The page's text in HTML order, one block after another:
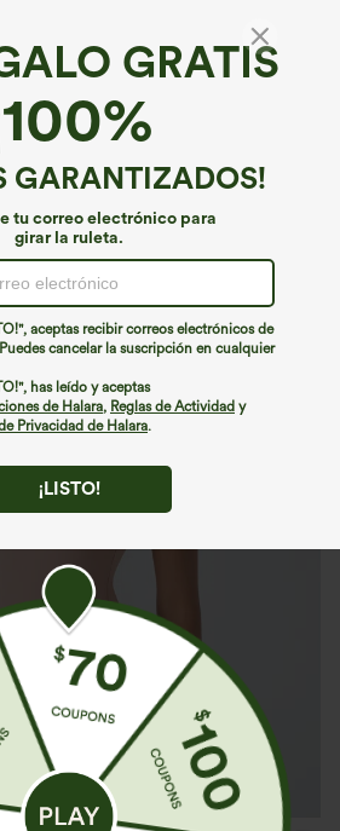
GRATIS
GARANTIZADOS!
tu correo electrónico para
girar la ruleta.
aceptas recibir correos electrónicos de
cancelar la suscripción en cualquier
has leído y aceptas
de Halara, Reglas de Actividad y
Privacidad de Halara.
¡LISTO!
mangas con escote en V